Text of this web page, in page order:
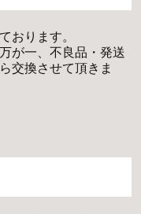
おります。
が一、不良品・発送
交換させて頂きま